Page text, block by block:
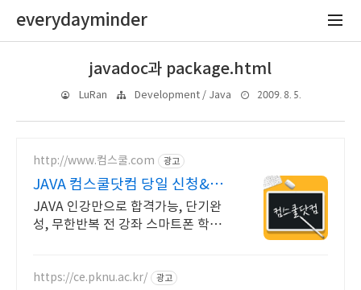
everydayminder
javadoc과 package.html
LuRan Development / Java 2009. 8. 5.
http://www.컴스쿨.com 광고
JAVA 컴스쿨닷컴 당일 신청&결
제시 기프티콘!
JAVA 인강만으로 합격가능, 단기완
성, 무한반복 전 강좌 스마트폰 학습
https://ce.pknu.ac.kr/ 광고